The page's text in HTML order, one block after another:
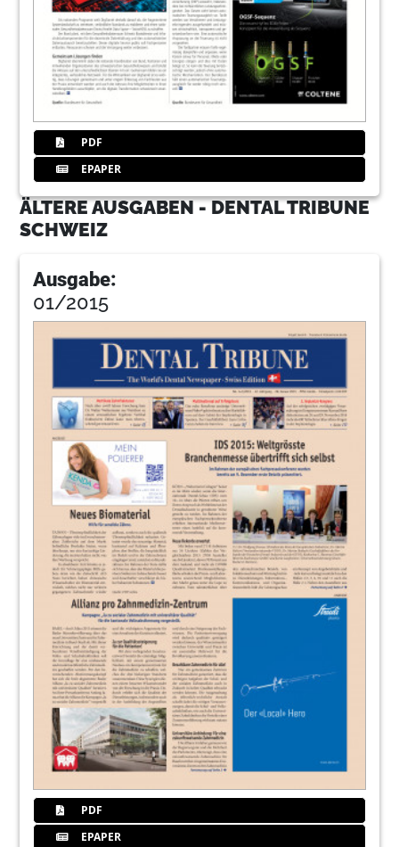
PDF
EPAPER
ÄLTERE AUSGABEN - DENTAL TRIBUNE
SCHWEIZ
Ausgabe:
01/2015
PDF
EPAPER